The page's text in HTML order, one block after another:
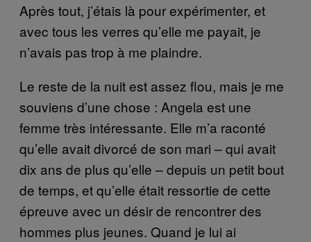
Après tout, j’étais là pour expérimenter, et
avec tous les verres qu’elle me payait, je
n’avais pas trop à me plaindre.
Le reste de la nuit est assez flou, mais je me
souviens d’une chose : Angela est une
femme très intéressante. Elle m’a raconté
qu’elle avait divorcé de son mari – qui avait
dix ans de plus qu’elle – depuis un petit bout
de temps, et qu’elle était ressortie de cette
épreuve avec un désir de rencontrer des
hommes plus jeunes. Quand je lui ai